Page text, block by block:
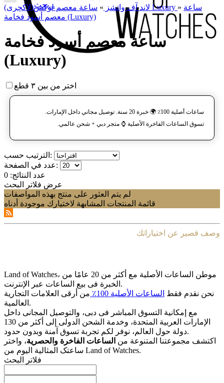
بحث...
لاند آف واتشز » ساعة معصم لوکس(لاکچری) Luxury » ساعة
معصم أسود فخامة (Luxury)
ساعة معصم أسود فخامة
(Luxury)
اختر من بين ٣ قطع
ساعات أصلية 100٪ 🌍 خبرة 20 سنة. توصيل مجاني داخل الإمارات.
تسوق الساعات الفاخرة الأصلية ⌚️ متجر دبي + شحن عالمي.
الترتيب حسب:
عدد في الصفحة:
عدد النتائج: 0
عرض فلاتر البحث
لم يتم العثور على منتج بهذه المواصفات
قائمة المنتجات المشابهة لاختيارك موجودة أدناه
وصف قصير عن اختياراتك
Land of Watches، موطن الساعات الأصلیة مع أکثر من 20 عامًا من
الخبرة فی بیع الساعات عبر الإنترنت.
نحن نقدم فقط الساعات الأصلیة 100٪
من أرقى العلامات التجاریة
العالمیة.
مع إمکانیة التسوق المباشر فی دبی، والتوصیل المجانی داخل
الإمارات العربیة المتحدة، وخدمة الشحن الدولی إلى أکثر من 130
دولة حول العالم، نوفر لکم تجربة تسوق آمنة وبدون حدود.
اکتشف مجموعتنا المتنوعة من الساعات الفاخرة والحصریة، واختر
ساعتک المثالیة الیوم من Land of Watches.
فلاتر البحث